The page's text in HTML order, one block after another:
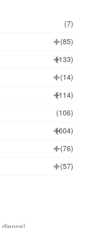
(7)
(85)
(133)
(14)
(114)
(106)
(604)
(76)
(57)